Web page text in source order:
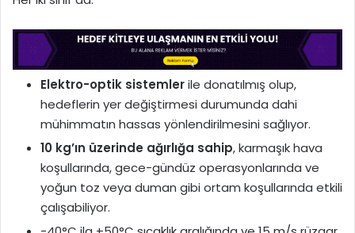
Elektro-optik sistemlerile donatılmış olup,
hedeflerin yer değiştirmesi durumunda dahi
mühimmatın hassas yönlendirilmesini sağlıyor.
10 kg’ın üzerinde ağırlığa sahip, karmaşık hava
koşullarında, gece-gündüz operasyonlarında ve
yoğun toz veya duman gibi ortam koşullarında etkili
çalışabiliyor.